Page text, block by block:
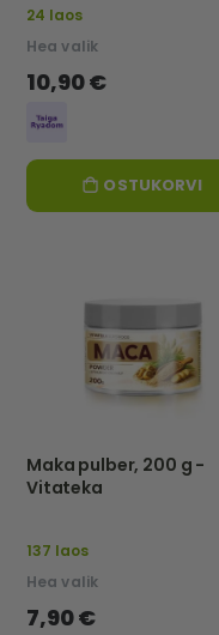
24 laos
Hea valik
10,90 €
OSTUKORVI
Maka pulber, 200 g -
Vitateka
137 laos
Hea valik
7,90 €